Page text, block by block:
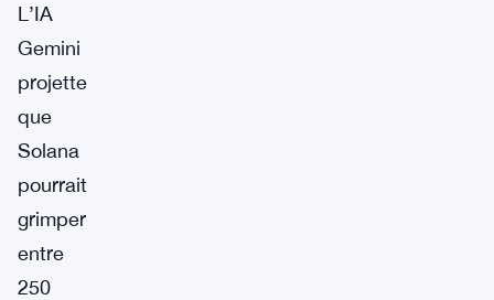
L’IA
Gemini
projette
que
Solana
pourrait
grimper
entre
250